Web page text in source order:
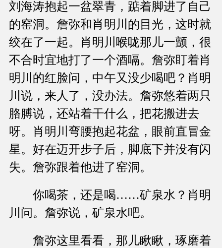
刘海涛抱起一盆翠青，踮着脚进了自己
的窑洞。詹弥和肖明川的目光，这时就
绞在了一起。肖明川喉咙那儿一颤，很
不合时宜地打了一个酒嗝。詹弥盯着肖
明川的红脸问，中午又没少喝吧？肖明
川说，来人了，没办法。詹弥悠着两只
胳膊说，还站着干什么，把花搬进去
呀。肖明川弯腰抱起花盆，眼前直冒金
星。好在迈开步子后，脚底下并没有闪
失。詹弥跟着他进了窑洞。
你喝茶，还是喝……矿泉水？肖明
川问。詹弥说，矿泉水吧。
詹弥这里看看，那儿瞅瞅，琢磨着